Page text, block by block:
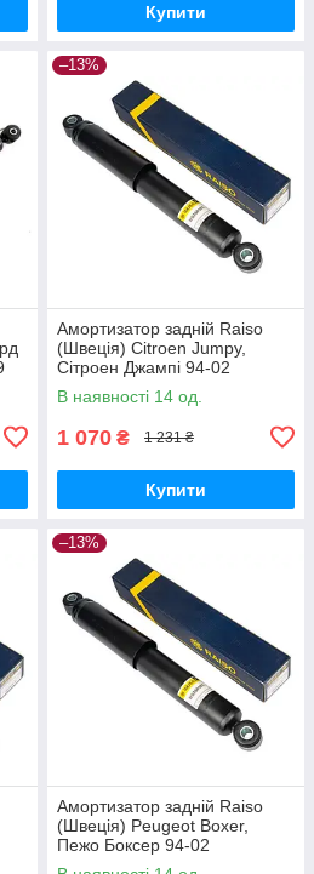
Купити
–13%
Амортизатор задній Raiso
(Швеція) Citroen Jumpy,
Сітроен Джампі 94-02
#RS280985 UAEQFLB17
В наявності 14 од.
1 070 ₴ 1 231 ₴
Купити
–13%
Амортизатор задній Raiso
(Швеція) Peugeot Boxer,
Пежо Боксер 94-02
#RS280985 UAKFKVB17